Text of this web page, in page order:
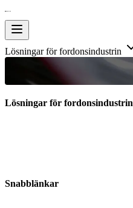
Lösningar för fordonsindustrin
Lösningar för fordonsindustrin
Snabblänkar